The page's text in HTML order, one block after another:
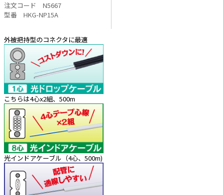
注文コード N5667
型番 HKG-NP15A
外被把持型のコネクタに最適
こちらは4心x2組、500m
光インドアケーブル（4心、500m)